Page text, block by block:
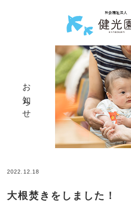
お知らせ
2022.12.18
大根焚きをしました！